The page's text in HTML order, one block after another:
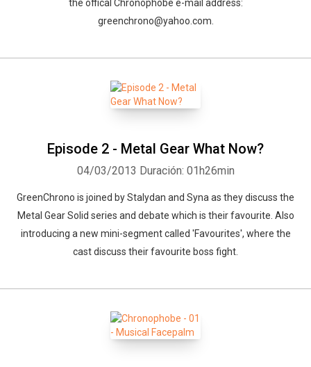
the offical Chronophobe e-mail address:
greenchrono@yahoo.com.
Episode 2 - Metal Gear What Now?
04/03/2013 Duración: 01h26min
GreenChrono is joined by Stalydan and Syna as they discuss the
Metal Gear Solid series and debate which is their favourite. Also
introducing a new mini-segment called 'Favourites', where the
cast discuss their favourite boss fight.